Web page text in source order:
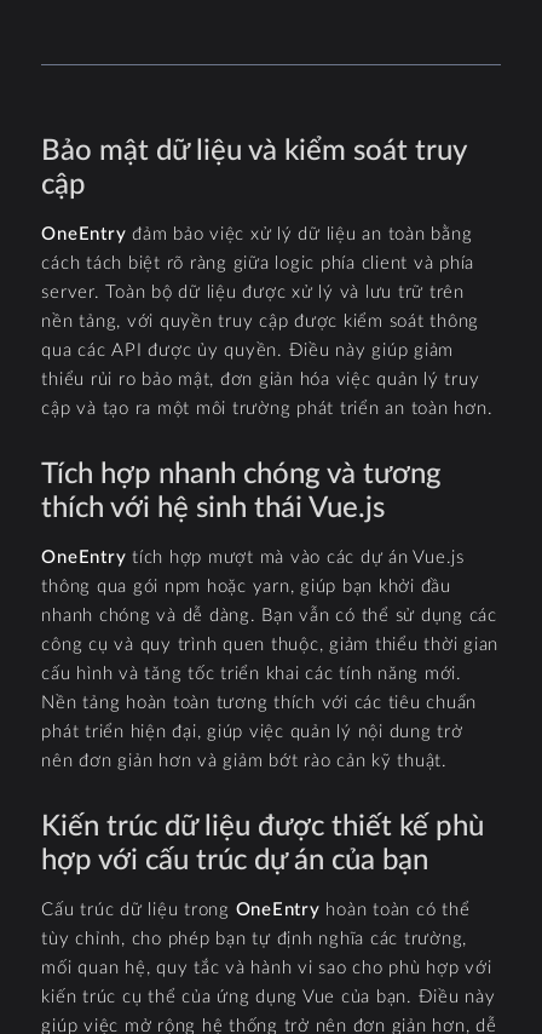
Bảo mật dữ liệu và kiểm soát truy
cập
OneEntry đảm bảo việc xử lý dữ liệu an toàn bằng
cách tách biệt rõ ràng giữa logic phía client và phía
server. Toàn bộ dữ liệu được xử lý và lưu trữ trên
nền tảng, với quyền truy cập được kiểm soát thông
qua các API được ủy quyền. Điều này giúp giảm
thiểu rủi ro bảo mật, đơn giản hóa việc quản lý truy
cập và tạo ra một môi trường phát triển an toàn hơn.
Tích hợp nhanh chóng và tương
thích với hệ sinh thái Vue.js
OneEntry tích hợp mượt mà vào các dự án Vue.js
thông qua gói npm hoặc yarn, giúp bạn khởi đầu
nhanh chóng và dễ dàng. Bạn vẫn có thể sử dụng các
công cụ và quy trình quen thuộc, giảm thiểu thời gian
cấu hình và tăng tốc triển khai các tính năng mới.
Nền tảng hoàn toàn tương thích với các tiêu chuẩn
phát triển hiện đại, giúp việc quản lý nội dung trở
nên đơn giản hơn và giảm bớt rào cản kỹ thuật.
Kiến trúc dữ liệu được thiết kế phù
hợp với cấu trúc dự án của bạn
Cấu trúc dữ liệu trong OneEntry hoàn toàn có thể
tùy chỉnh, cho phép bạn tự định nghĩa các trường,
mối quan hệ, quy tắc và hành vi sao cho phù hợp với
kiến trúc cụ thể của ứng dụng Vue của bạn. Điều này
giúp việc mở rộng hệ thống trở nên đơn giản hơn, dễ